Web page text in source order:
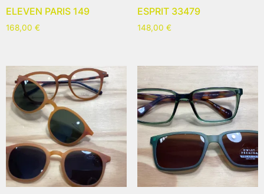
ELEVEN PARIS 149
168,00 €
ESPRIT 33479
148,00 €